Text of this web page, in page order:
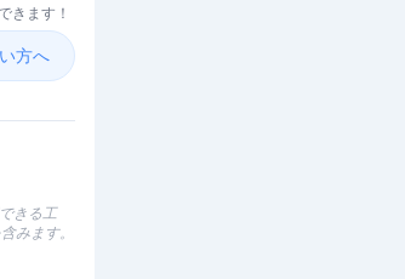
きます！
方へ
きる工
みます。